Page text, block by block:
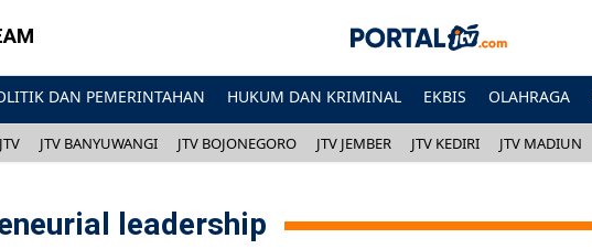
DAN PEMERINTAHAN HUKUM DAN KRIMINAL EKBIS OLAHRAGA
JTV BANYUWANGI JTV BOJONEGORO JTV JEMBER JTV KEDIRI JTV MADIUN
leadership